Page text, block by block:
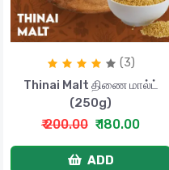
(3)
Thinai Malt திணை மால்ட்
(250g)
₹ 200.00 ₹ 180.00
ADD